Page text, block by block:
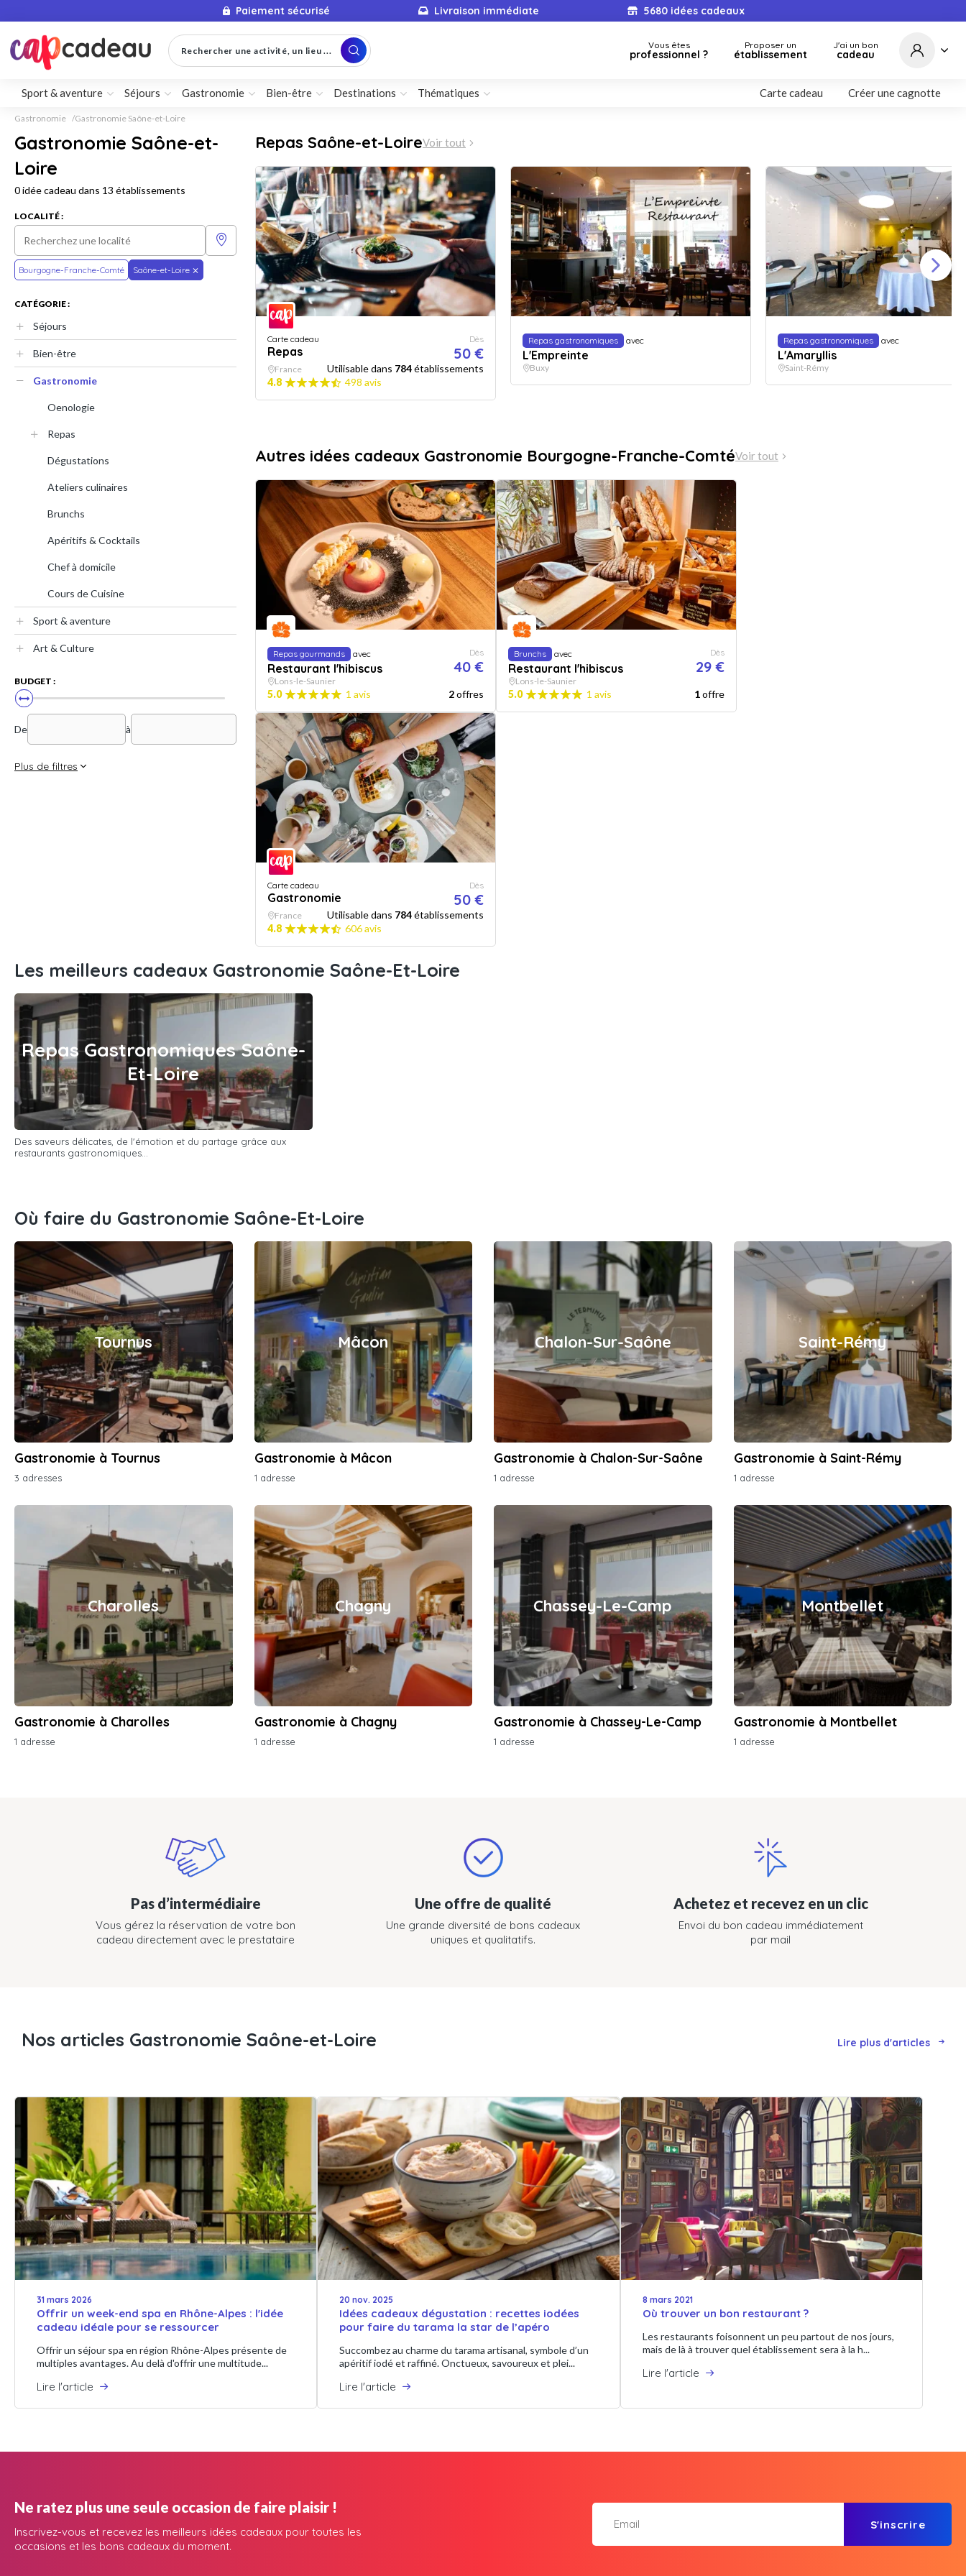
Paiement sécurisé Livraison immédiate 5680idées cadeaux
Rechercher une activité, un lieu ... Vous êtes
professionnel ?
Proposer un
établissement
J'ai un bon
cadeau
Sport & aventure Séjours Gastronomie Bien-être Destinations Thématiques Carte cadeau Créer une cagnotte
Gastronomie Gastronomie Saône-et-Loire
Gastronomie Saône-et-
Loire
0 idée cadeau dans 13 établissements
LOCALITÉ :
Bourgogne-Franche-Comté Saône-et-Loire
CATÉGORIE :
Séjours
Bien-être
Gastronomie
Oenologie
Repas
Dégustations
Ateliers culinaires
Brunchs
Apéritifs & Cocktails
Chef à domicile
Cours de Cuisine
Sport & aventure
Art & Culture
BUDGET :
De à
Plus de filtres
Repas Saône-et-LoireVoir tout
Carte cadeau
Repas
Dès
50 €
France Utilisable dans 784établissements
4.8
498 avis
Repas gastronomiques avec
L'Empreinte
Buxy
Repas gastronomiques avec
L'Amaryllis
Saint-Rémy
Autres idées cadeaux Gastronomie Bourgogne-Franche-ComtéVoir tout
Repas gourmands avec
Restaurant l'hibiscus
Dès
40 €
Lons-le-Saunier
5.0 1 avis 2offres
Brunchs avec
Restaurant l'hibiscus
Dès
29 €
Lons-le-Saunier
5.0 1 avis 1offre
Carte cadeau
Gastronomie
Dès
50 €
France Utilisable dans 784établissements
4.8
606 avis
Les meilleurs cadeaux Gastronomie Saône-Et-Loire
Repas Gastronomiques Saône-
Et-Loire
Des saveurs délicates, de l'émotion et du partage grâce aux
restaurants gastronomiques...
Où faire du Gastronomie Saône-Et-Loire
Tournus
Gastronomie à Tournus
3 adresses
Mâcon
Gastronomie à Mâcon
1 adresse
Chalon-Sur-Saône
Gastronomie à Chalon-Sur-Saône
1 adresse
Saint-Rémy
Gastronomie à Saint-Rémy
1 adresse
Charolles
Gastronomie à Charolles
1 adresse
Chagny
Gastronomie à Chagny
1 adresse
Chassey-Le-Camp
Gastronomie à Chassey-Le-Camp
1 adresse
Montbellet
Gastronomie à Montbellet
1 adresse
Pas d’intermédiaire
Vous gérez la réservation de votre bon
cadeau directement avec le prestataire
Une offre de qualité
Une grande diversité de bons cadeaux
uniques et qualitatifs.
Achetez et recevez en un clic
Envoi du bon cadeau immédiatement
par mail
Nos articles Gastronomie Saône-et-Loire Lire plus d'articles
31 mars 2026
Offrir un week-end spa en Rhône-Alpes : l'idée
cadeau idéale pour se ressourcer
Offrir un séjour spa en région Rhône-Alpes présente de
multiples avantages. Au delà d'offrir une multitude...
Lire l'article
20 nov. 2025
Idées cadeaux dégustation : recettes iodées
pour faire du tarama la star de l’apéro
Succombez au charme du tarama artisanal, symbole d’un
apéritif iodé et raffiné. Onctueux, savoureux et plei...
Lire l'article
8 mars 2021
Où trouver un bon restaurant ?
Les restaurants foisonnent un peu partout de nos jours,
mais de là à trouver quel établissement sera à la h...
Lire l'article
Ne ratez plus une seule occasion de faire plaisir !
Inscrivez-vous et recevez les meilleurs idées cadeaux pour toutes les
occasions et les bons cadeaux du moment.
S'inscrire